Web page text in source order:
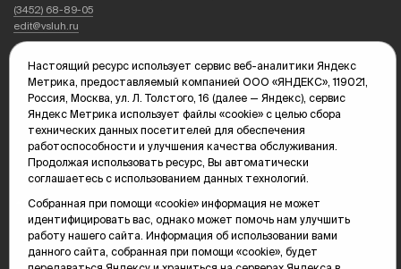
(3452) 68-89-05
edit@vsluh.ru
kika@vsluh.ru
По вопросам рекламы:
(3452) 68-89-78
kotovaev@sibinformburo.ru
mim@vsluh.ru
Настоящий ресурс использует сервис веб-аналитики Яндекс
Метрика, предоставляемый компанией ООО «ЯНДЕКС», 119021,
Россия, Москва, ул. Л. Толстого, 16 (далее — Яндекс), сервис
Яндекс Метрика использует файлы «cookie» с целью сбора
технических данных посетителей для обеспечения
работоспособности и улучшения качества обслуживания.
Продолжая использовать ресурс, Вы автоматически
соглашаетесь с использованием данных технологий.
Собранная при помощи «cookie» информация не может
идентифицировать вас, однако может помочь нам улучшить
работу нашего сайта. Информация об использовании вами
данного сайта, собранная при помощи «cookie», будет